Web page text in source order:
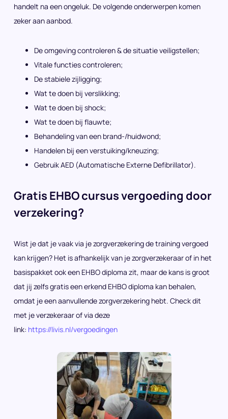
handelt na een ongeluk. De volgende onderwerpen komen
zeker aan aanbod.
De omgeving controleren & de situatie veiligstellen;
Vitale functies controleren;
De stabiele zijligging;
Wat te doen bij verslikking;
Wat te doen bij shock;
Wat te doen bij flauwte;
Behandeling van een brand-/huidwond;
Handelen bij een verstuiking/kneuzing;
Gebruik AED (Automatische Externe Defibrillator).
Gratis EHBO cursus vergoeding door
verzekering?
Wist je dat je vaak via je zorgverzekering de training vergoed
kan krijgen? Het is afhankelijk van je zorgverzekeraar of in het
basispakket ook een EHBO diploma zit, maar de kans is groot
dat jij zelfs gratis een erkend EHBO diploma kan behalen,
omdat je een aanvullende zorgverzekering hebt. Check dit
met je verzekeraar of via deze
link: https://livis.nl/vergoedingen